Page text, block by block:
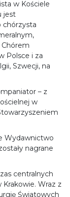
w Kościele
jest
chórzysta
Chórem
Polsce i za
Szwecji, na
– z
w
Wydawnictwo
nagrane
centralnych
Wraz z
Światowych